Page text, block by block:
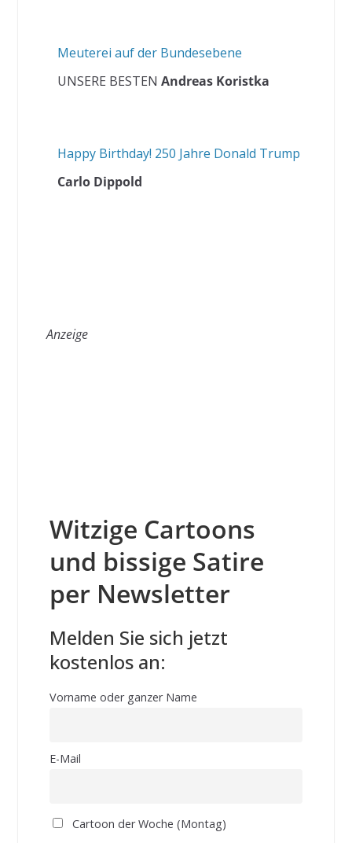
Meuterei auf der Bundesebene
UNSERE BESTEN Andreas Koristka
Happy Birthday! 250 Jahre Donald Trump
Carlo Dippold
Anzeige
Witzige Cartoons
und bissige Satire
per Newsletter
Melden Sie sich jetzt
kostenlos an:
Vorname oder ganzer Name
E-Mail
Cartoon der Woche (Montag)